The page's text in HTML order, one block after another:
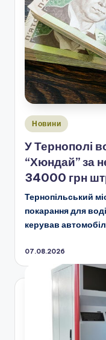
Опубліковано
Новини
У Тернополі
“Хюндай” за
34000 грн
Тернопільський
покарання для
керував
07.08.2026